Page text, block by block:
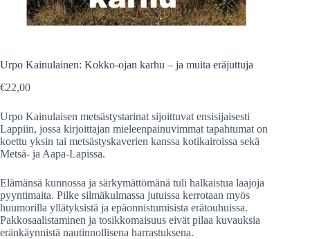
Urpo Kainulainen: Kokko-ojan karhu – ja muita eräjuttuja
€22,00
Urpo Kainulaisen metsästystarinat sijoittuvat ensisijaisesti
Lappiin, jossa kirjoittajan mieleenpainuvimmat tapahtumat on
koettu yksin tai metsästyskaverien kanssa kotikairoissa sekä
Metsä- ja Aapa-Lapissa.
Elämänsä kunnossa ja särkymättömänä tuli halkaistua laajoja
pyyntimaita. Pilke silmäkulmassa jutuissa kerrotaan myös
huumorilla yllätyksistä ja epäonnistumisista erätouhuissa.
Pakkosaalistaminen ja tosikkomaisuus eivät pilaa kuvauksia
eränkäynnistä nautinnollisena harrastuksena.